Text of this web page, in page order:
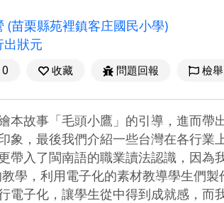
(苗栗縣苑裡鎮客庄國民小學)
出狀元
0 收藏 問題回報 檢舉
本故事「毛頭小鷹」的引導，進而
象，最後我們介紹一些台灣在各行
帶入了閩南語的職業讀法認識，因
學，利用電子化的素材教導學生們
電子化，讓學生從中得到成就感，